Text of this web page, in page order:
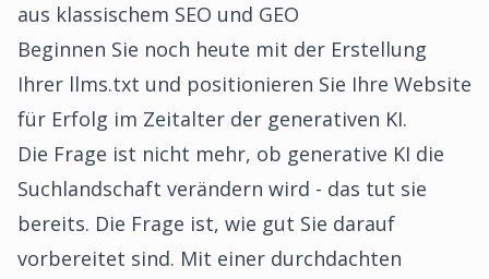
aus klassischem SEO und GEO
Beginnen Sie noch heute mit der Erstellung
Ihrer llms.txt und positionieren Sie Ihre Website
für Erfolg im Zeitalter der generativen KI.
Die Frage ist nicht mehr, ob generative KI die
Suchlandschaft verändern wird - das tut sie
bereits. Die Frage ist, wie gut Sie darauf
vorbereitet sind. Mit einer durchdachten